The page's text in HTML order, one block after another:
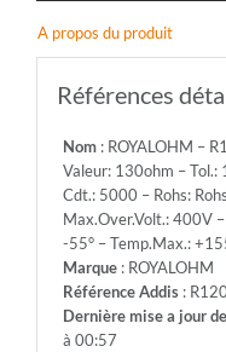
-
-
-
A propos du produit
Références
Nom: ROYALOHM –
Valeur: 130ohm – Tol.:
Cdt.: 5000 – Rohs:
Max.Over.Volt.: 400V
-55° – Temp.Max.:
Marque: ROYALOHM
Référence Addis:
Dernière mise a jour
à 00:57